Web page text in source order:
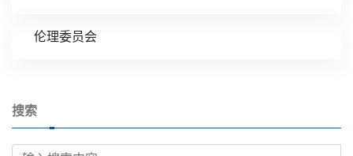
伦理委员会
搜索